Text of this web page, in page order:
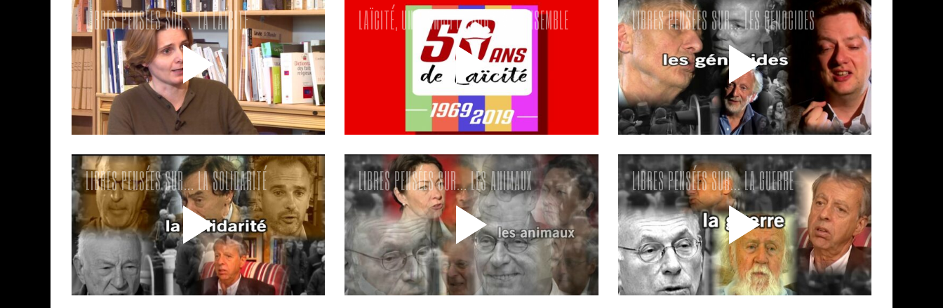
LIBRES PENSÉES SUR… LA LAÏCITÉ LAÏCITÉ, UN PRINCIPE POUR VIVRE ENSEMBLE LIBRES PENSÉES SUR… LES GÉNOCIDES
LIBRES PENSÉES SUR… LA SOLIDARITÉ LIBRES PENSÉES SUR… LES ANIMAUX LIBRES PENSÉES SUR… LA GUERRE